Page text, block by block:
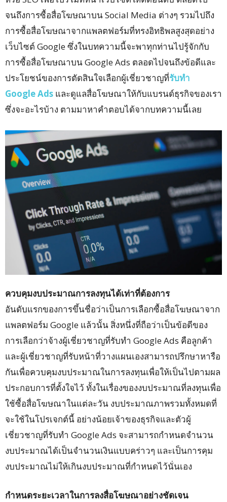
จนถึงการซื้อสื่อโฆษณาบน Social Media ต่างๆ รวมไปถึง
การซื้อสื่อโฆษณาจากแพลตฟอร์มที่ทรงอิทธิพลสูงสุดอย่าง
เว็บไซต์ Google ซึ่งในบทความนี้จะพาทุกท่านไปรู้จักกับ
การซื้อสื่อโฆษณาบน Google Ads ตลอดไปจนถึงข้อดีและ
ประโยชน์ของการตัดสินใจเลือกผู้เชี่ยวชาญที่รับทำ
Google Ads และดูแลสื่อโฆษณาให้กับแบรนด์ธุรกิจของเรา
ซึ่งจะอะไรบ้าง ตามมาหาคำตอบได้จากบทความนี้เลย
ควบคุมงบประมาณการลงทุนได้เท่าที่ต้องการ
อันดับแรกของการขึ้นชื่อว่าเป็นการเลือกซื้อสื่อโฆษณาจาก
แพลตฟอร์ม Google แล้วนั้น สิ่งหนึ่งที่ถือว่าเป็นข้อดีของ
การเลือกว่าจ้างผู้เชี่ยวชาญที่รับทำ Google Ads คือลูกค้า
และผู้เชี่ยวชาญที่รับหน้าที่วางแผนเองสามารถปรึกษาหารือ
กันเพื่อควบคุมงบประมาณในการลงทุนเพื่อให้เป็นไปตามผล
ประกอบการที่ตั้งใจไว้ ทั้งในเรื่องของงบประมาณที่ลงทุนเพื่อ
ใช้ซื้อสื่อโฆษณาในแต่ละวัน งบประมาณภาพรวมทั้งหมดที่
จะใช้ในโปรเจกต์นี้ อย่างน้อยเจ้าของธุรกิจและตัวผู้
เชี่ยวชาญที่รับทำ Google Ads จะสามารถกำหนดจำนวน
งบประมาณได้เป็นจำนวนเงินแบบคร่าวๆ และเป็นการคุม
งบประมาณไม่ให้เกินงบประมาณที่กำหนดไว้นั่นเอง
กำหนดระยะเวลาในการลงสื่อโฆษณาอย่างชัดเจน